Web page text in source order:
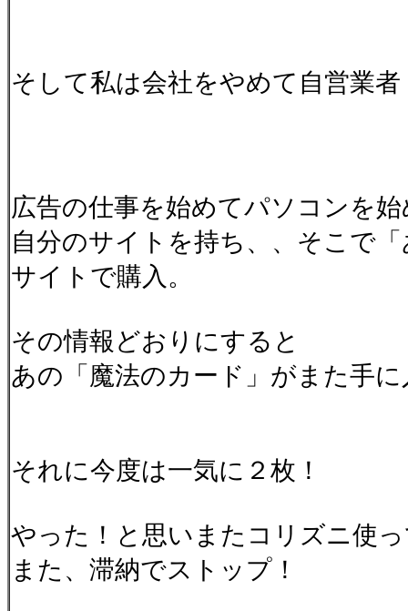
そして私は会社をやめて自営業者
広告の仕事を始めてパソコンを始
自分のサイトを持ち、、そこで
サイトで購入。
その情報どおりにすると
あの「魔法のカード」がまた手
それに今度は一気に２枚！
やった！と思いまたコリズニ使
また、滞納でストップ！